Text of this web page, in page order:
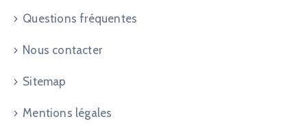
Questions fréquentes
Nous contacter
Sitemap
Mentions légales